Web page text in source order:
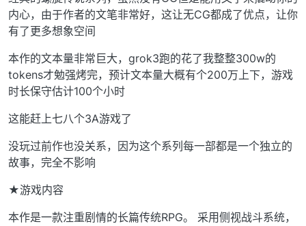
内心，由于作者的文笔非常好，这让无CG都成了优点，让你
有了更多想象空间
本作的文本量非常巨大，grok3跑的花了我整整300w的
tokens才勉强烤完，预计文本量大概有个200万上下，游戏
时长保守估计100个小时
这能赶上七八个3A游戏了
没玩过前作也没关系，因为这个系列每一部都是一个独立的
故事，完全不影响
★游戏内容
本作是一款注重剧情的长篇传统RPG。 采用侧视战斗系统，